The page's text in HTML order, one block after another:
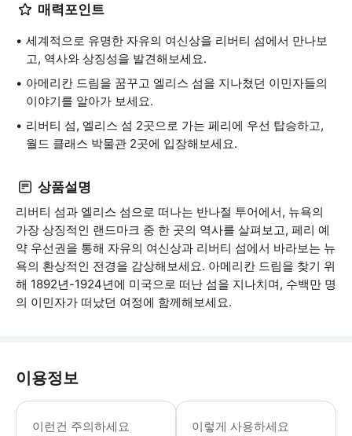
매력포인트
세계적으로 유명한 자유의 여신상을 리버티 섬에서 만나보
고, 역사와 상징성을 발견해보세요.
아메리칸 드림을 꿈꾸고 엘리스 섬을 지나쳤던 이민자들의
이야기를 알아가 보세요.
리버티 섬, 엘리스 섬 2곳으로 가는 페리에 우선 탑승하고,
월드 클래스 박물관 2곳에 입장해보세요.
상품설명
리버티 섬과 엘리스 섬으로 떠나는 반나절 투어에서, 뉴욕의
가장 상징적인 랜드마크 중 한 곳의 역사를 살펴보고, 페리 예
약 우선권을 통해 자유의 여신상과 리버티 섬에서 바라보는 뉴
욕의 환상적인 전경을 감상해보세요. 아메리칸 드림을 찾기 위
해 1892년-1924년에 미국으로 떠난 섬을 지나치며, 수백만 명
의 이민자가 떠났던 여정에 함께해보세요.
이용정보
이런건 주의하세요
어린이 규정 -3세 미만은 무료이지만
이렇게 사용하세요